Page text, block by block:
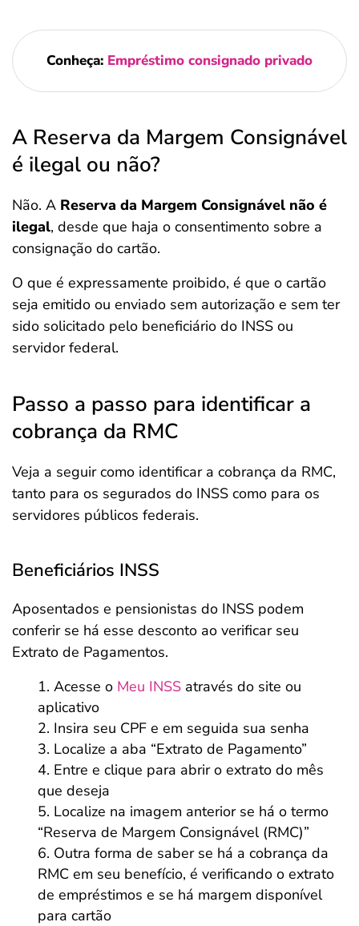
Conheça: Empréstimo consignado privado
A Reserva da Margem Consignável
é ilegal ou não?
Não. A Reserva da Margem Consignável não é
ilegal, desde que haja o consentimento sobre a
consignação do cartão.
O que é expressamente proibido, é que o cartão
seja emitido ou enviado sem autorização e sem ter
sido solicitado pelo beneficiário do INSS ou
servidor federal.
Passo a passo para identificar a
cobrança da RMC
Veja a seguir como identificar a cobrança da RMC,
tanto para os segurados do INSS como para os
servidores públicos federais.
Beneficiários INSS
Aposentados e pensionistas do INSS podem
conferir se há esse desconto ao verificar seu
Extrato de Pagamentos.
Acesse o Meu INSS através do site ou
aplicativo
Insira seu CPF e em seguida sua senha
Localize a aba “Extrato de Pagamento”
Entre e clique para abrir o extrato do mês
que deseja
Localize na imagem anterior se há o termo
“Reserva de Margem Consignável (RMC)”
Outra forma de saber se há a cobrança da
RMC em seu benefício, é verificando o extrato
de empréstimos e se há margem disponível
para cartão